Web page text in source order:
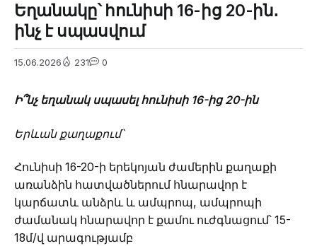
Եղանակը՝ հունիսի 16-ից 20-ին․
ինչ է սպասվում
15.06.2026 231 0
Ի՞նչ եղանակ սպասել հունիսի 16-ից 20-ին
Երևան քաղաքում՝
Հունիսի 16-20-ի երեկոյան ժամերին քաղաքի
առանձին հատվածներում հնարավոր է
կարճատև անձրև և ամպրոպ, ամպրոպի
ժամանակ հնարավոր է քամու ուժգնացում՝ 15-
18մ/վ արագությամբ